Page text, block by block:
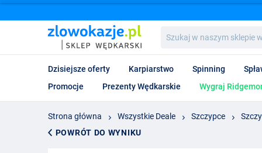
w
naszym
wędkarskim...
Dzisiejsze oferty Karpiarstwo Spinning
Promocje
Prezenty Wędkarskie Wygraj
Strona główna Wszystkie Deale Szczypce
POWRÓT DO WYNIKU